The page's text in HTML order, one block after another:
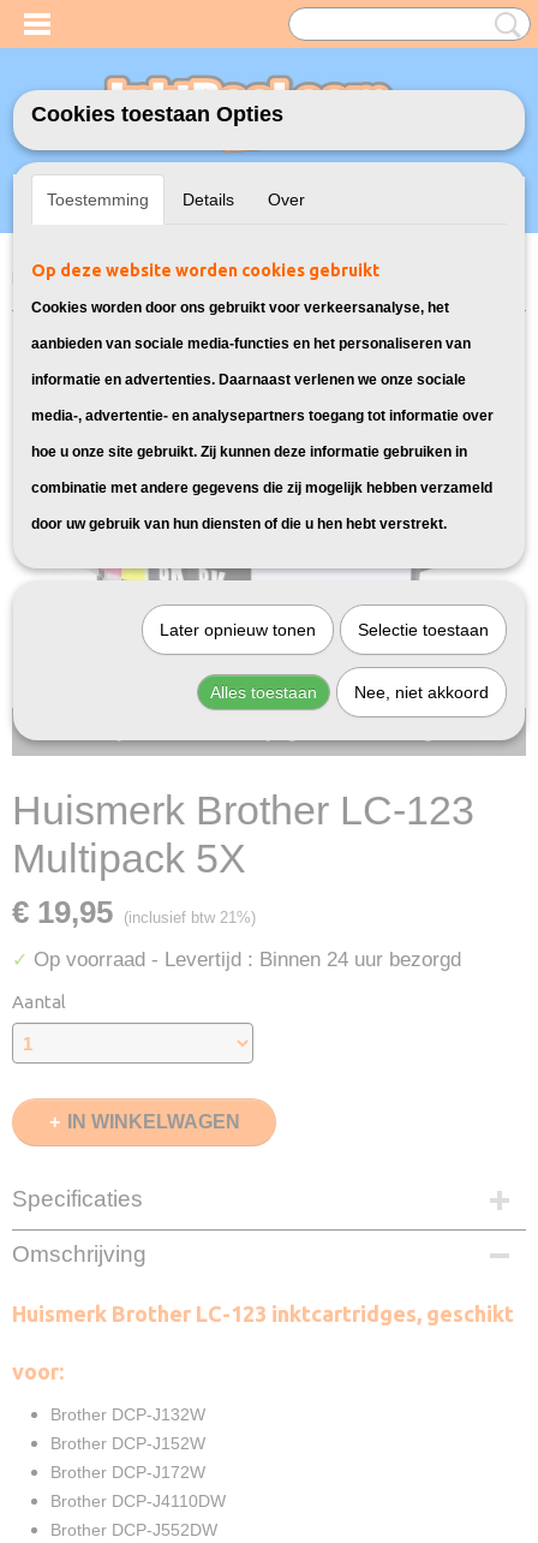
Inloggen Registreren
UW WINKELWAGEN
Home>Inktcartridges >Geschikt voor Brother >Huismerk Brother LC-
Huismerk Brother LC-123
Multipack 5X
€ 19,95 (inclusief btw 21%)
✓ Op voorraad - Levertijd : Binnen 24 uur bezorgd
Aantal
IN WINKELWAGEN
Specificaties
EAN code
8720874661887
2X 20ml
15ml
15ml
Geel
15ml
Merk
InktDL®
Omschrijving
Huismerk Brother LC-123 inktcartridges, geschikt
voor:
Brother DCP-J132W
Brother DCP-J152W
Brother DCP-J172W
Brother DCP-J4110DW
Brother DCP-J552DW
Cookies toestaan Opties
Toestemming Details Over
Op deze website worden cookies gebruikt
Cookies worden door ons gebruikt voor verkeersanalyse, het
aanbieden van sociale media-functies en het personaliseren van
informatie en advertenties. Daarnaast verlenen we onze sociale
media-, advertentie- en analysepartners toegang tot informatie over
hoe u onze site gebruikt. Zij kunnen deze informatie gebruiken in
combinatie met andere gegevens die zij mogelijk hebben verzameld
door uw gebruik van hun diensten of die u hen hebt verstrekt.
Later opnieuw tonen Selectie toestaan
Alles toestaan Nee, niet akkoord